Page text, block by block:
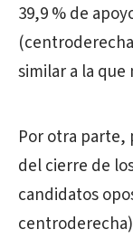
39,9 % de
similar a la
Por otra parte,
del cierre de
candidatos